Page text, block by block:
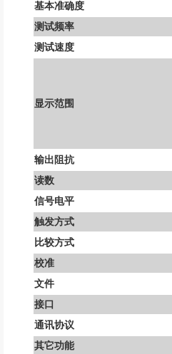
基本准确度
测试频率
测试速度
显示范围
输出阻抗
读数
信号电平
触发方式
比较方式
校准
文件
接口
通讯协议
其它功能